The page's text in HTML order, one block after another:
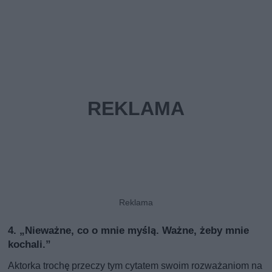
4. „Nieważne, co o mnie myślą. Ważne, żeby mnie
kochali.”
Aktorka trochę przeczy tym cytatem swoim rozważaniom na